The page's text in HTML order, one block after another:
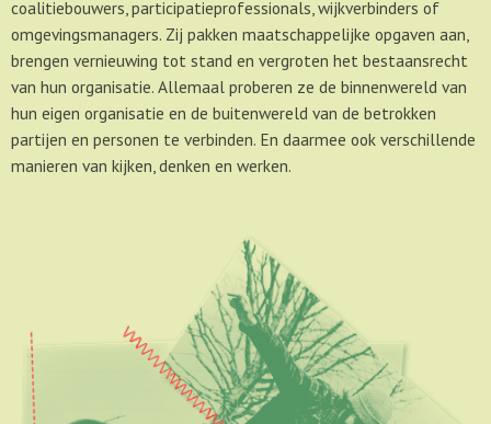
coalitiebouwers, participatieprofessionals, wijkverbinders of
omgevingsmanagers. Zij pakken maatschappelijke opgaven aan,
brengen vernieuwing tot stand en vergroten het bestaansrecht
van hun organisatie. Allemaal proberen ze de binnenwereld van
hun eigen organisatie en de buitenwereld van de betrokken
partijen en personen te verbinden. En daarmee ook verschillende
manieren van kijken, denken en werken.